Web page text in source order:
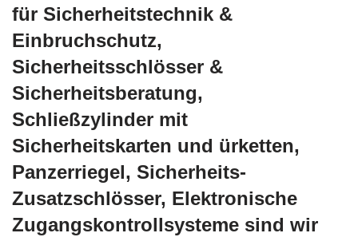
für Sicherheitstechnik &
Einbruchschutz,
Sicherheitsschlösser &
Sicherheitsberatung,
Schließzylinder mit
Sicherheitskarten und ürketten,
Panzerriegel, Sicherheits-
Zusatzschlösser, Elektronische
Zugangskontrollsysteme sind wir